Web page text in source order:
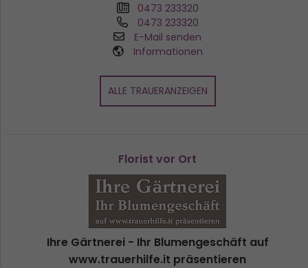
0473 233320
0473 233320
E-Mail senden
Informationen
ALLE TRAUERANZEIGEN
Florist vor Ort
Ihre Gärtnerei - Ihr Blumengeschäft auf
www.trauerhilfe.it präsentieren